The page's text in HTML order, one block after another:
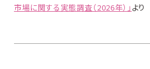
市場に関する実態調査（2026年）」 より